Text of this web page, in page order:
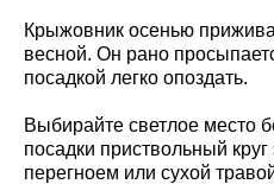
Крыжовник осенью
весной. Он рано
посадкой легко опоздать.
Выбирайте светлое место
посадки приствольный
перегноем или сухой